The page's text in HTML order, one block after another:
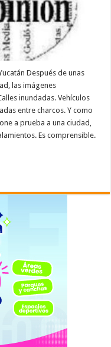
Después de unas
las imágenes
inundadas. Vehículos
entre charcos. Y como
a prueba a una ciudad,
Es comprensible.